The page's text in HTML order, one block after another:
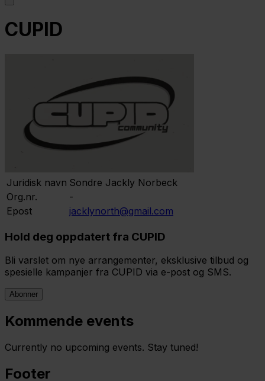
CUPID
Juridisk navn Sondre Jackly Norbeck
Org.nr.
-
Epost
jacklynorth@gmail.com
Hold deg oppdatert fra CUPID
Bli varslet om nye arrangementer, eksklusive tilbud og
spesielle kampanjer fra CUPID via e-post og SMS.
Abonner
Kommende events
Currently no upcoming events. Stay tuned!
Footer